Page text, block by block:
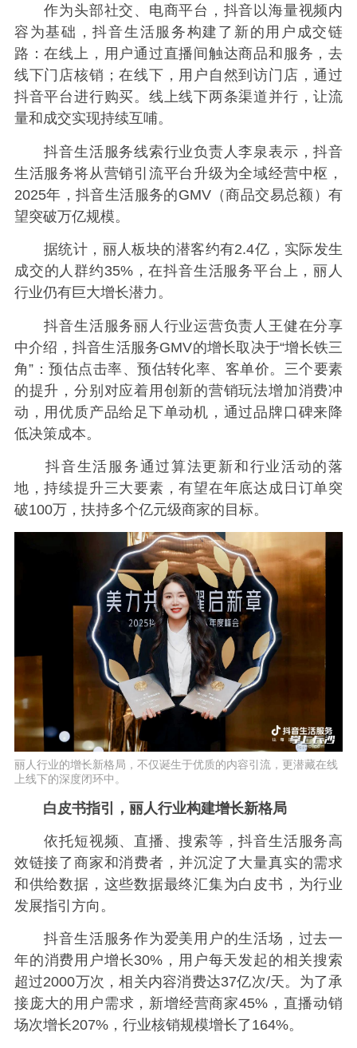
作为头部社交、电商平台，抖音以海量视频内
容为基础，抖音生活服务构建了新的用户成交链
路：在线上，用户通过直播间触达商品和服务，去
线下门店核销；在线下，用户自然到访门店，通过
抖音平台进行购买。线上线下两条渠道并行，让流
量和成交实现持续互哺。
抖音生活服务线索行业负责人李泉表示，抖音
生活服务将从营销引流平台升级为全域经营中枢，
2025年，抖音生活服务的GMV（商品交易总额）有
望突破万亿规模。
据统计，丽人板块的潜客约有2.4亿，实际发生
成交的人群约35%，在抖音生活服务平台上，丽人
行业仍有巨大增长潜力。
抖音生活服务丽人行业运营负责人王健在分享
中介绍，抖音生活服务GMV的增长取决于“增长铁三
角”：预估点击率、预估转化率、客单价。三个要素
的提升，分别对应着用创新的营销玩法增加消费冲
动，用优质产品给足下单动机，通过品牌口碑来降
低决策成本。
抖音生活服务通过算法更新和行业活动的落
地，持续提升三大要素，有望在年底达成日订单突
破100万，扶持多个亿元级商家的目标。
丽人行业的增长新格局，不仅诞生于优质的内容引流，更潜藏在线
上线下的深度闭环中。
白皮书指引，丽人行业构建增长新格局
依托短视频、直播、搜索等，抖音生活服务高
效链接了商家和消费者，并沉淀了大量真实的需求
和供给数据，这些数据最终汇集为白皮书，为行业
发展指引方向。
抖音生活服务作为爱美用户的生活场，过去一
年的消费用户增长30%，用户每天发起的相关搜索
超过2000万次，相关内容消费达37亿次/天。为了承
接庞大的用户需求，新增经营商家45%，直播动销
场次增长207%，行业核销规模增长了164%。